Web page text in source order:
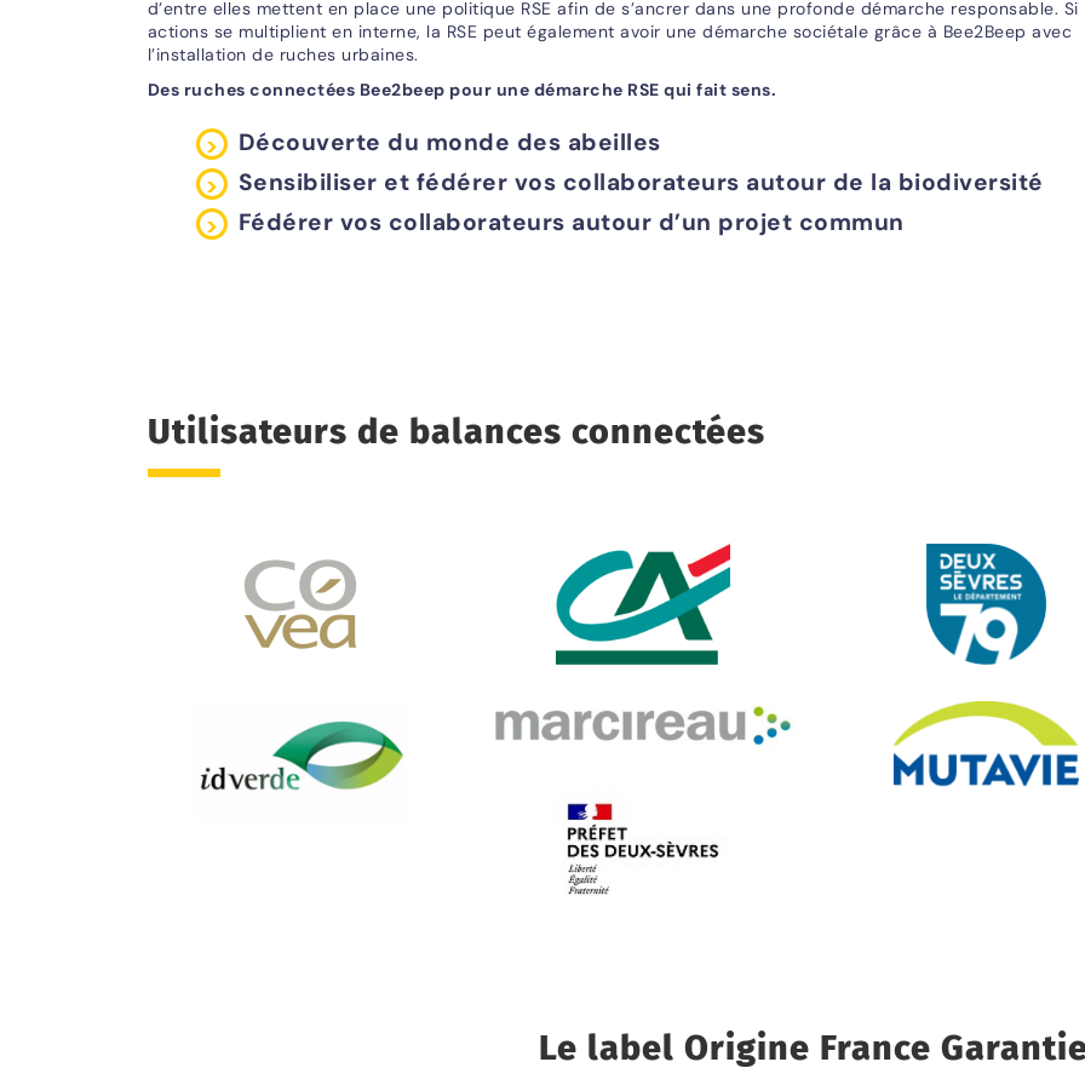
d’entre elles mettent en place une politique RSE afin de s’ancrer dans une profonde démarche responsable. Si
actions se multiplient en interne, la RSE peut également avoir une démarche sociétale grâce à Bee2Beep avec
l’installation de ruches urbaines.
Des ruches connectées Bee2beep pour une démarche RSE qui fait sens.
Découverte du monde des abeilles
Sensibiliser et fédérer vos collaborateurs autour de la biodiversité
Fédérer vos collaborateurs autour d’un projet commun
Utilisateurs de balances connectées
Le label Origine France